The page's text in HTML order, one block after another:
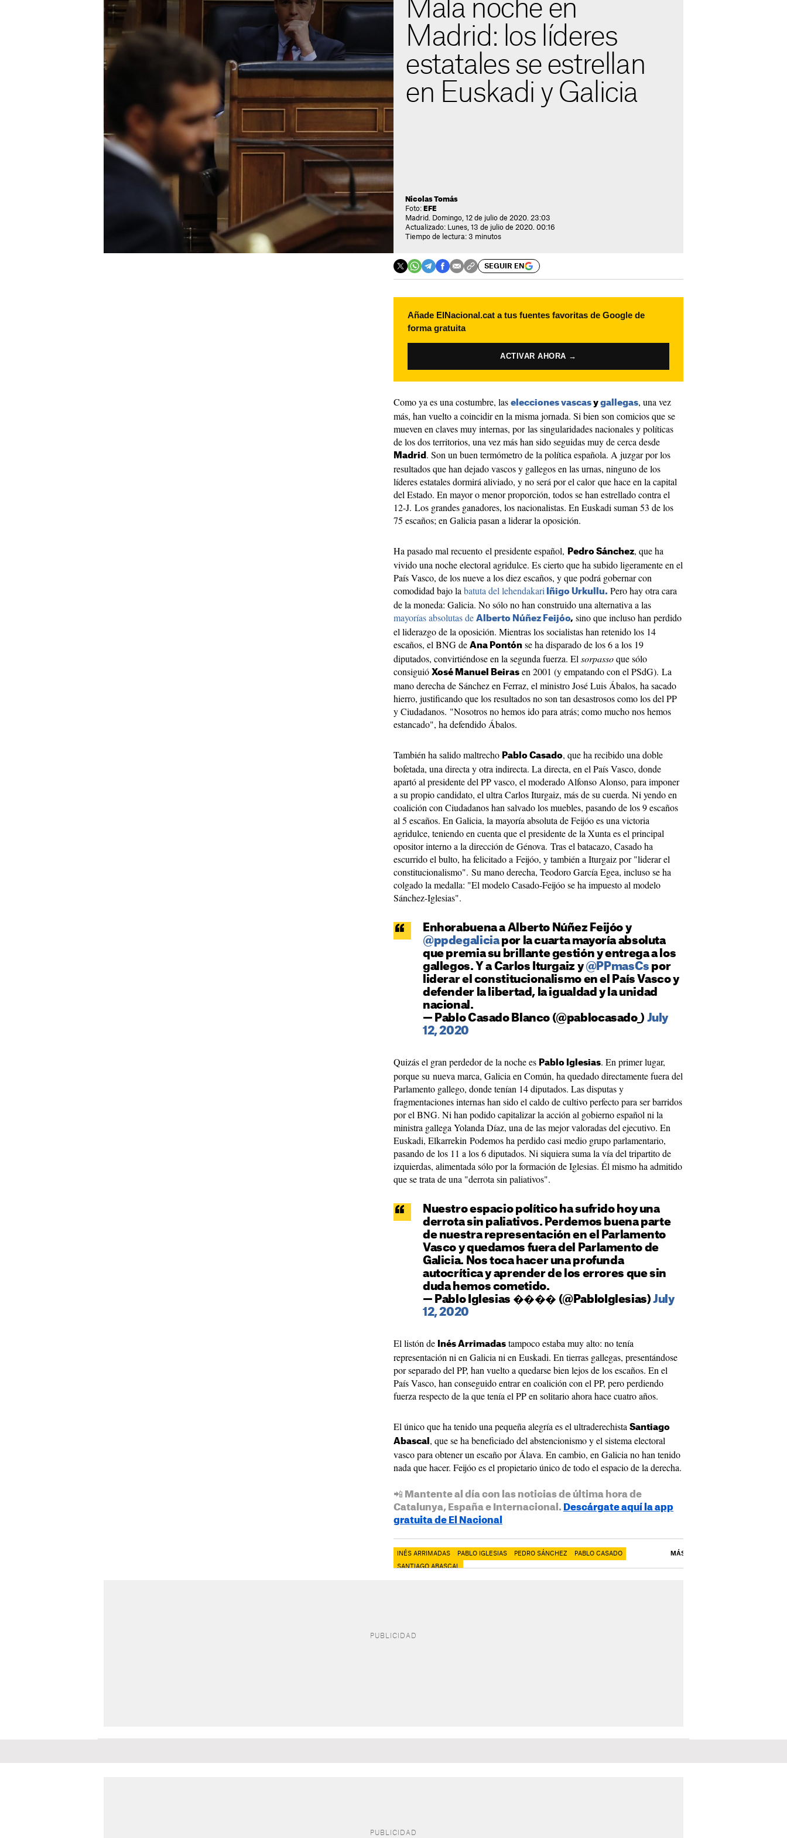
Mala noche en
Madrid: los líderes
estatales se estrellan
en Euskadi y Galicia
Nicolas Tomás
Foto: EFE
Madrid. Domingo, 12 de julio de 2020. 23:03
Actualizado: Lunes, 13 de julio de 2020. 00:16
Tiempo de lectura: 3 minutos
SEGUIR EN
Añade ElNacional.cat a tus fuentes favoritas de Google de
forma gratuita
ACTIVAR AHORA →
Como ya es una costumbre, las elecciones vascas y gallegas, una vez
más, han vuelto a coincidir en la misma jornada. Si bien son comicios que se
mueven en claves muy internas, por las singularidades nacionales y políticas
de los dos territorios, una vez más han sido seguidas muy de cerca desde
Madrid . Son un buen termómetro de la política española. A juzgar por los
resultados que han dejado vascos y gallegos en las urnas, ninguno de los
líderes estatales dormirá aliviado, y no será por el calor que hace en la capital
del Estado. En mayor o menor proporción, todos se han estrellado contra el
12-J. Los grandes ganadores, los nacionalistas. En Euskadi suman 53 de los
75 escaños; en Galicia pasan a liderar la oposición.
Ha pasado mal recuento el presidente español, Pedro Sánchez, que ha
vivido una noche electoral agridulce. Es cierto que ha subido ligeramente en el
País Vasco, de los nueve a los diez escaños, y que podrá gobernar con
comodidad bajo la batuta del lehendakari Iñigo Urkullu. Pero hay otra cara
de la moneda: Galicia. No sólo no han construido una alternativa a las
mayorías absolutas de Alberto Núñez Feijóo, sino que incluso han perdido
el liderazgo de la oposición. Mientras los socialistas han retenido los 14
escaños, el BNG de Ana Pontón se ha disparado de los 6 a los 19
diputados, convirtiéndose en la segunda fuerza. El sorpassoque sólo
consiguió Xosé Manuel Beiras en 2001 (y empatando con el PSdG). La
mano derecha de Sánchez en Ferraz, el ministro José Luis Ábalos, ha sacado
hierro, justificando que los resultados no son tan desastrosos como los del PP
y Ciudadanos. "Nosotros no hemos ido para atrás; como mucho nos hemos
estancado", ha defendido Ábalos.
También ha salido maltrecho Pablo Casado, que ha recibido una doble
bofetada, una directa y otra indirecta. La directa, en el País Vasco, donde
apartó al presidente del PP vasco, el moderado Alfonso Alonso, para imponer
a su propio candidato, el ultra Carlos Iturgaiz, más de su cuerda. Ni yendo en
coalición con Ciudadanos han salvado los muebles, pasando de los 9 escaños
al 5 escaños. En Galicia, la mayoría absoluta de Feijóo es una victoria
agridulce, teniendo en cuenta que el presidente de la Xunta es el principal
opositor interno a la dirección de Génova. Tras el batacazo, Casado ha
escurrido el bulto, ha felicitado a Feijóo, y también a Iturgaiz por "liderar el
constitucionalismo". Su mano derecha, Teodoro García Egea, incluso se ha
colgado la medalla: "El modelo Casado-Feijóo se ha impuesto al modelo
Sánchez-Iglesias".
Enhorabuena a Alberto Núñez Feijóo y
@ppdegaliciapor la cuarta mayoría absoluta
que premia su brillante gestión y entrega a los
gallegos. Y a Carlos Iturgaiz y@PPmasCs por
liderar el constitucionalismo en el País Vasco y
defender la libertad, la igualdad y la unidad
nacional.
— Pablo Casado Blanco (@pablocasado_) July
12, 2020
Quizás el gran perdedor de la noche es Pablo Iglesias. En primer lugar,
porque su nueva marca, Galicia en Común, ha quedado directamente fuera del
Parlamento gallego, donde tenían 14 diputados. Las disputas y
fragmentaciones internas han sido el caldo de cultivo perfecto para ser barridos
por el BNG. Ni han podido capitalizar la acción al gobierno español ni la
ministra gallega Yolanda Díaz, una de las mejor valoradas del ejecutivo. En
Euskadi, Elkarrekin Podemos ha perdido casi medio grupo parlamentario,
pasando de los 11 a los 6 diputados. Ni siquiera suma la vía del tripartito de
izquierdas, alimentada sólo por la formación de Iglesias. Él mismo ha admitido
que se trata de una "derrota sin paliativos".
Nuestro espacio político ha sufrido hoy una
derrota sin paliativos. Perdemos buena parte
de nuestra representación en el Parlamento
Vasco y quedamos fuera del Parlamento de
Galicia. Nos toca hacer una profunda
autocrítica y aprender de los errores que sin
duda hemos cometido.
— Pablo Iglesias ���� (@PabloIglesias)July
12, 2020
El listón de Inés Arrimadas tampoco estaba muy alto: no tenía
representación ni en Galicia ni en Euskadi. En tierras gallegas, presentándose
por separado del PP, han vuelto a quedarse bien lejos de los escaños. En el
País Vasco, han conseguido entrar en coalición con el PP, pero perdiendo
fuerza respecto de la que tenía el PP en solitario ahora hace cuatro años.
El único que ha tenido una pequeña alegría es el ultraderechista Santiago
Abascal , que se ha beneficiado del abstencionismo y el sistema electoral
vasco para obtener un escaño por Álava. En cambio, en Galicia no han tenido
nada que hacer. Feijóo es el propietario único de todo el espacio de la derecha.
📲 Mantente al día con las noticias de última hora de
Catalunya, España e Internacional. Descárgate aquí la app
gratuita de El Nacional
INÉS ARRIMADAS PABLO IGLESIAS PEDRO SÁNCHEZ PABLO CASADO
SANTIAGO ABASCAL
MÁS